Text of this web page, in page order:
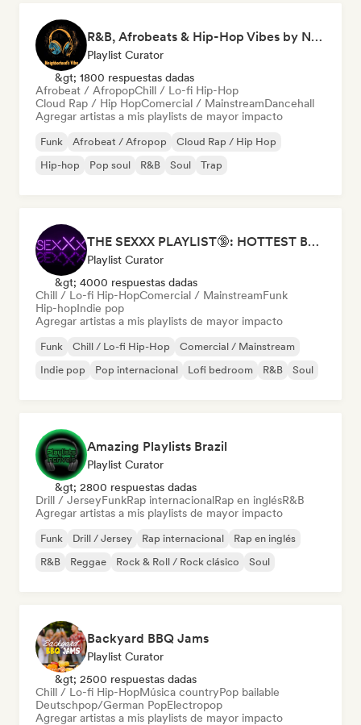
R&B, Afrobeats & Hip-Hop Vibes by Neighborhood's Vibe
Playlist Curator
&gt; 1800 respuestas dadas
Afrobeat / AfropopChill / Lo-fi Hip-Hop
Cloud Rap / Hip HopComercial / MainstreamDancehall
Agregar artistas a mis playlists de mayor impacto
Funk Afrobeat / Afropop
Cloud Rap / Hip Hop
Hip-hop
Pop soul R&B Soul Trap
THE SEXXX PLAYLIST🔞: HOTTEST BEDROOM SONGS | SEXUAL APPETITE 👅💦
Playlist Curator
&gt; 4000 respuestas dadas
Chill / Lo-fi Hip-HopComercial / MainstreamFunk
Hip-hopIndie pop
Agregar artistas a mis playlists de mayor impacto
Funk Chill / Lo-fi Hip-Hop
Comercial / Mainstream
Indie pop
Pop internacional Lofi bedroom R&B Soul
Amazing Playlists Brazil
Playlist Curator
&gt; 2800 respuestas dadas
Drill / JerseyFunkRap internacionalRap en inglésR&B
Agregar artistas a mis playlists de mayor impacto
Funk Drill / Jersey Rap internacional
Rap en inglés
R&B
Reggae Rock & Roll / Rock clásico Soul
Backyard BBQ Jams
Playlist Curator
&gt; 2500 respuestas dadas
Chill / Lo-fi Hip-HopMúsica countryPop bailable
Deutschpop/German PopElectropop
Agregar artistas a mis playlists de mayor impacto